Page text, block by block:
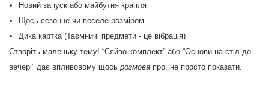
Новий запуск або майбутня крапля
Щось сезонне чи веселе розміром
Дика картка (Таємничі предмети - це вібрація)
Створіть маленьку тему! “Сяйво комплект” або “Основи на стіл до
вечері” дає впливовому щось розмова про, не просто показати.